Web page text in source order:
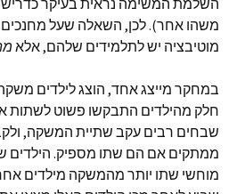
השלמת המשימה נראית בעיקר
משהו אחר). לכן, השאלה שעל מחנכים
מוטיבציה יש לתלמידים שלהם, אלא
במחקר מייצג אחד, הוצג לילדים
חלק מהילדים התבקשו פשוט לשתות
שבחים רבים עקב שתיית המשקה,
ממתקים אם הם שתו מספיק. הילדים
מוחשי שתו יותר מהמשקה מילדים